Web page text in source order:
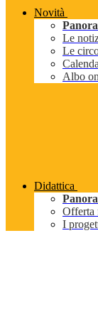
Novità
Le
Le
Albo
Didattica
Offerta
I